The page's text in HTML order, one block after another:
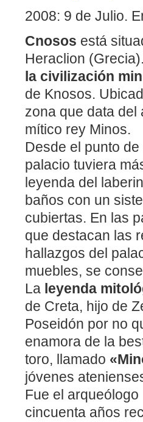
2008: 9 de Julio.
Cnosos está
Heraclion
la civilización
de Knosos.
zona que data del
mítico rey Minos.
Desde el punto
palacio tuviera
leyenda del
baños con un
cubiertas. En las
que destacan las
hallazgos del
muebles, se
La leyenda
de Creta, hijo de
Poseidón por no
enamora de la
toro, llamado
jóvenes
Fue el
cincuenta años